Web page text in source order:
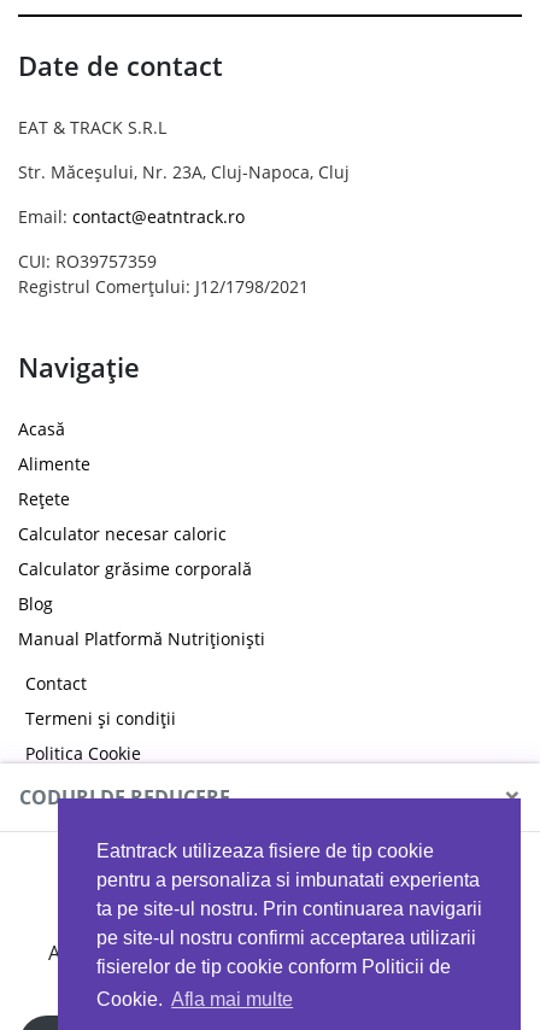
Eatntrack utilizeaza fisiere de tip cookie
pentru a personaliza si imbunatati experienta
ta pe site-ul nostru. Prin continuarea navigarii
pe site-ul nostru confirmi acceptarea utilizarii
fisierelor de tip cookie conform Politicii de
Cookie. Afla mai multe
Date de contact
EAT & TRACK S.R.L
Str. Măceșului, Nr. 23A, Cluj-Napoca, Cluj
Email: contact@eatntrack.ro
CUI: RO39757359
Registrul Comerțului: J12/1798/2021
Navigație
Acasă
Alimente
Rețete
Calculator necesar caloric
Calculator grăsime corporală
Blog
Manual Platformă Nutriționiști
Contact
Termeni și condiții
Politica Cookie
Politica de confidențialitate
CODURI DE REDUCERE ×
MYPROTEIN
Ai 40%reducere la orice comandă folosind codul
EATTRACK